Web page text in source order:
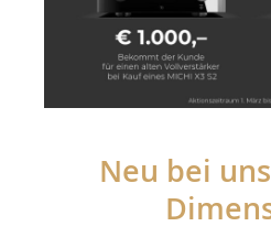
Neu bei